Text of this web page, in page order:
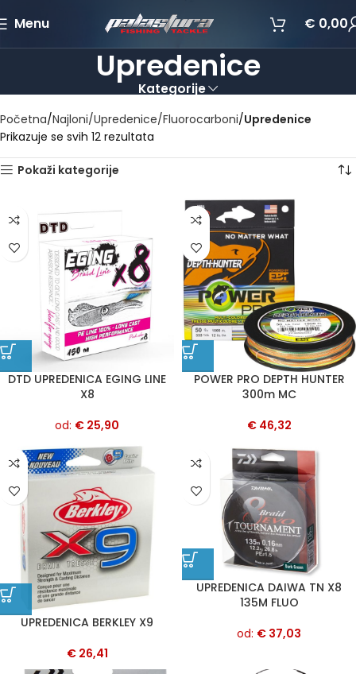
Menu € 0,00
Upredenice
Kategorije
Početna Najloni/Upredenice/Fluorocarboni Upredenice
Prikazuje se svih 12 rezultata
Pokaži kategorije
DTD UPREDENICA EGING LINE
X8
od: € 25,90
POWER PRO DEPTH HUNTER
300m MC
€46,32
UPREDENICA BERKLEY X9
€26,41
UPREDENICA DAIWA TN X8
135M FLUO
od: € 37,03